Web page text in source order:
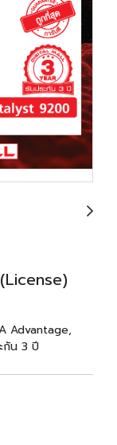
Advantage,
กัน 3 ปี